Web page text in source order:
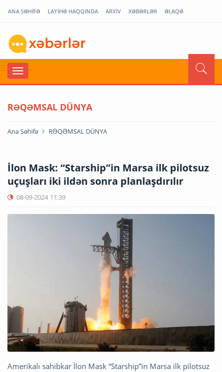
ANA SƏHİFƏ LAYİHƏ HAQQINDA ARXİV XƏBƏRLƏR ƏLAQƏ
RƏQƏMSAL DÜNYA
Ana Səhifə RƏQƏMSAL DÜNYA
İlon Mask: “Starship”in Marsa ilk pilotsuz
uçuşları iki ildən sonra planlaşdırılır
08-09-2024 11:39
Amerikalı sahibkar İlon Mask “Starship”in Marsa ilk pilotsuz